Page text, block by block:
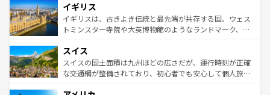
いる。シャンパンの発祥地であるランス、プロヴァンスの
香り高いラベンダー畑など、多彩な楽しみ方が可能だ。さ
らに、パリ以外の地域にも魅力が溢れており、どの街角に
れる地方に足を運ぶとそれぞれで全く異なる文化を体験で
きるだろう。 なお、新着のフランス情報はコンテンツ一覧
を参照してほしい。
顔を持つこの国は、どこを歩いても飽きることがない。ベ
ルリンの文化的活気、バイエルン州のアルプスの絶景、そ
してライン川沿いのワイン畑といった風景は必見。ビール
は、お酒好きな人にはぜひ体験してほしい。 なお、新着の
ドイツ情報はコンテンツ一覧を参照してほしい。
イギリス
イギリスは、古きよき伝統と最先端が共存する国。ウェス
トミンスター寺院や大英博物館のようなランドマーク、歴
リアごとに異なる魅力がある。また、優雅なアフタヌーン
ティー、ビール好きにはたまらない英国パブ、サッカー観
戦など、本場だからこそできる体験も豊富。イギリスを旅
スイス
スイスの国土面積は九州ほどの広さだが、運行時刻が正確
な交通網が整備されており、初心者でも安心して個人旅行